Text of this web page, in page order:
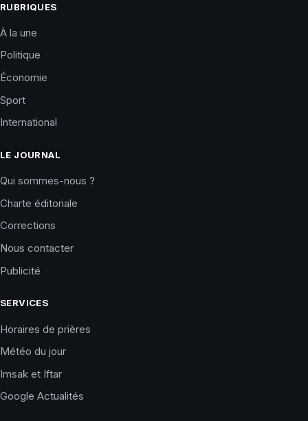
RUBRIQUES
À la une
Politique
Économie
Sport
International
LE JOURNAL
Qui sommes-nous ?
Charte éditoriale
Corrections
Nous contacter
Publicité
SERVICES
Horaires de prières
Météo du jour
Imsak et Iftar
Google Actualités